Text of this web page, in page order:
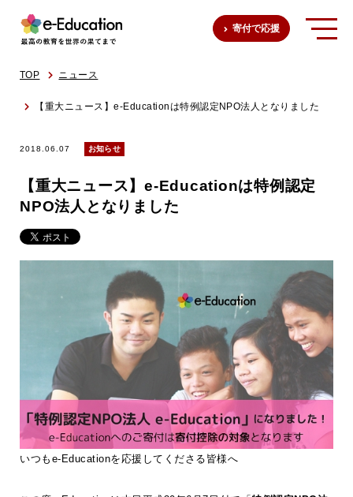
寄付で応援
TOP ニュース
【重大ニュース】e-Educationは特例認定NPO法人となりました
2018.06.07 お知らせ
【重大ニュース】e-Educationは特例認定
NPO法人となりました
いつもe-Educationを応援してくださる皆様へ